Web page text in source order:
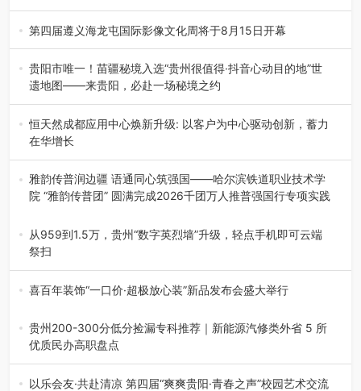
8月7日，威宁彝族回族苗族自治县第二十三届“民族团结
杯”篮球赛暨2026年“村B…
第四届遵义海龙屯国际影像文化周将于8月15日开幕
8月7日，第四届遵义海龙屯国际影像文化周媒体通气会在世
界文化遗产地海龙屯核心景区…
贵阳市唯一！苗疆秘境入选“贵州很值得·抖音心动目的地”世
遗地图——来贵阳，必赴一场秘境之约
2026年7月21日，2026年“贵州很值得”暨抖音“心动目的
地”（贵州站）主题…
恒天然成都应用中心焕新升级: 以客户为中心驱动创新，蓄力
在华增长
融合全球研发实力与本土洞察，深化客户共创，赋能西南市
场创新发展 （7月27日，成…
雅韵传普润边疆 语通同心筑强国——哈尔滨铁道职业技术学
院 “雅韵传普团” 圆满完成2026千团万人推普强国行专项实践
践，牢牢紧扣 “雅韵传普…
从959到1.5万，贵州“数字英烈墙”升级，轻点手机即可云端
祭扫
八一建军节到来之际，由贵州省退役军人事务厅指导，贵阳
市退役军人事务局联合贵州广电…
喜百年装饰“一口价·超极放心装”新品发布会盛大举行
会在贵阳隆重举行。…
贵州200-300分低分捡漏专科推荐｜新能源汽修类外省 5 所
优质民办高职盘点
在贵州省高考志愿填报体系中，200至300分数段考生可选择
的省内工科、新能源汽车…
以乐会友·共赴清凉 第四届“爽爽贵阳·青春之声”校园艺术交流